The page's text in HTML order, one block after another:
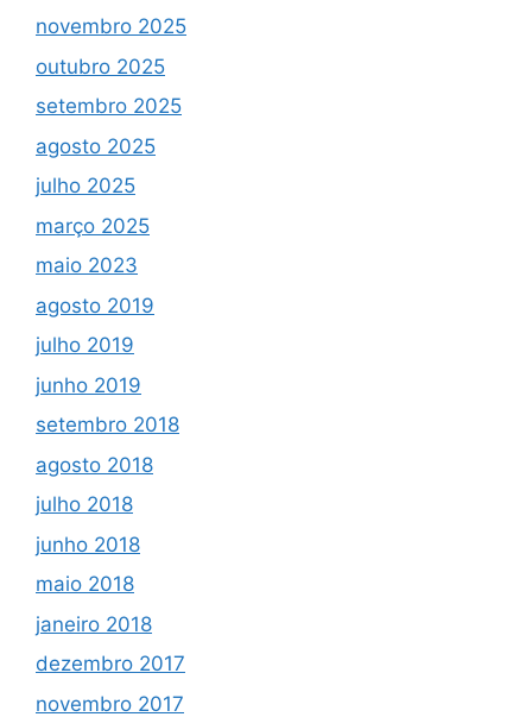
novembro 2025
outubro 2025
setembro 2025
agosto 2025
julho 2025
março 2025
maio 2023
agosto 2019
julho 2019
junho 2019
setembro 2018
agosto 2018
julho 2018
junho 2018
maio 2018
janeiro 2018
dezembro 2017
novembro 2017